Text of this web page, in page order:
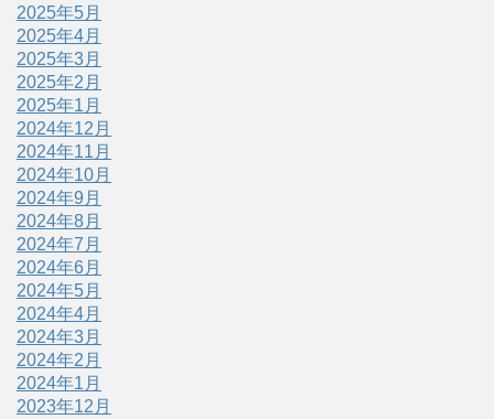
2025年5月
2025年4月
2025年3月
2025年2月
2025年1月
2024年12月
2024年11月
2024年10月
2024年9月
2024年8月
2024年7月
2024年6月
2024年5月
2024年4月
2024年3月
2024年2月
2024年1月
2023年12月